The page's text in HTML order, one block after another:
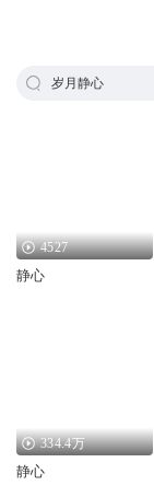
岁月静心
4527
静心
334.4万
静心